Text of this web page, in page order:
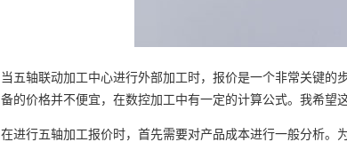
当五轴联动加工中心进行外部加工时，报价是一个非常关键
备的价格并不便宜，在数控加工中有一定的计算公式。我希望
在进行五轴加工报价时，首先需要对产品成本进行一般分析。